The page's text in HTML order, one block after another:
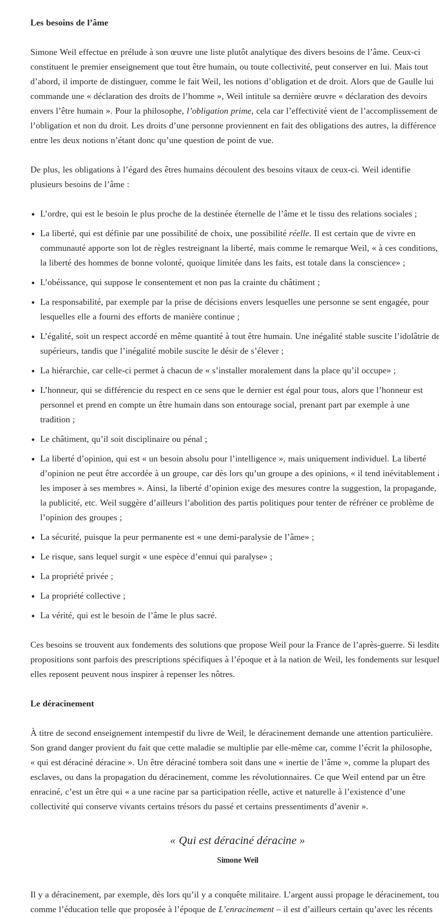
Les besoins de l’âme
Simone Weil effectue en prélude à son œuvre une liste plutôt analytique des divers besoins de l’âme. Ceux-ci
constituent le premier enseignement que tout être humain, ou toute collectivité, peut conserver en lui. Mais tout
d’abord, il importe de distinguer, comme le fait Weil, les notions d’obligation et de droit. Alors que de Gaulle lui
commande une « déclaration des droits de l’homme », Weil intitule sa dernière œuvre « déclaration des devoirs
envers l’être humain ». Pour la philosophe, l’obligation prime, cela car l’effectivité vient de l’accomplissement de
l’obligation et non du droit. Les droits d’une personne proviennent en fait des obligations des autres, la différence
entre les deux notions n’étant donc qu’une question de point de vue.
De plus, les obligations à l’égard des êtres humains découlent des besoins vitaux de ceux-ci. Weil identifie
plusieurs besoins de l’âme :
L’ordre, qui est le besoin le plus proche de la destinée éternelle de l’âme et le tissu des relations sociales ;
La liberté, qui est définie par une possibilité de choix, une possibilité réelle. Il est certain que de vivre en
communauté apporte son lot de règles restreignant la liberté, mais comme le remarque Weil, « à ces conditions,
la liberté des hommes de bonne volonté, quoique limitée dans les faits, est totale dans la conscience» ;
L’obéissance, qui suppose le consentement et non pas la crainte du châtiment ;
La responsabilité, par exemple par la prise de décisions envers lesquelles une personne se sent engagée, pour
lesquelles elle a fourni des efforts de manière continue ;
L’égalité, soit un respect accordé en même quantité à tout être humain. Une inégalité stable suscite l’idolâtrie
supérieurs, tandis que l’inégalité mobile suscite le désir de s’élever ;
La hiérarchie, car celle-ci permet à chacun de « s’installer moralement dans la place qu’il occupe» ;
L’honneur, qui se différencie du respect en ce sens que le dernier est égal pour tous, alors que l’honneur est
personnel et prend en compte un être humain dans son entourage social, prenant part par exemple à une
tradition ;
Le châtiment, qu’il soit disciplinaire ou pénal ;
La liberté d’opinion, qui est « un besoin absolu pour l’intelligence », mais uniquement individuel. La liberté
d’opinion ne peut être accordée à un groupe, car dès lors qu’un groupe a des opinions, « il tend inévitablement
les imposer à ses membres ». Ainsi, la liberté d’opinion exige des mesures contre la suggestion, la propagande,
la publicité, etc. Weil suggère d’ailleurs l’abolition des partis politiques pour tenter de réfréner ce problème de
l’opinion des groupes ;
La sécurité, puisque la peur permanente est « une demi-paralysie de l’âme» ;
Le risque, sans lequel surgit « une espèce d’ennui qui paralyse» ;
La propriété privée ;
La propriété collective ;
La vérité, qui est le besoin de l’âme le plus sacré.
Ces besoins se trouvent aux fondements des solutions que propose Weil pour la France de l’après-guerre. Si
propositions sont parfois des prescriptions spécifiques à l’époque et à la nation de Weil, les fondements sur
elles reposent peuvent nous inspirer à repenser les nôtres.
Le déracinement
À titre de second enseignement intempestif du livre de Weil, le déracinement demande une attention particulière.
Son grand danger provient du fait que cette maladie se multiplie par elle-même car, comme l’écrit la philosophe,
« qui est déraciné déracine ». Un être déraciné tombera soit dans une « inertie de l’âme », comme la plupart des
esclaves, ou dans la propagation du déracinement, comme les révolutionnaires. Ce que Weil entend par un être
enraciné, c’est un être qui « a une racine par sa participation réelle, active et naturelle à l’existence d’une
collectivité qui conserve vivants certains trésors du passé et certains pressentiments d’avenir ».
« Qui est déraciné déracine »
Simone Weil
Il y a déracinement, par exemple, dès lors qu’il y a conquête militaire. L’argent aussi propage le déracinement,
comme l’éducation telle que proposée à l’époque de L’enracinement– il est d’ailleurs certain qu’avec les récents